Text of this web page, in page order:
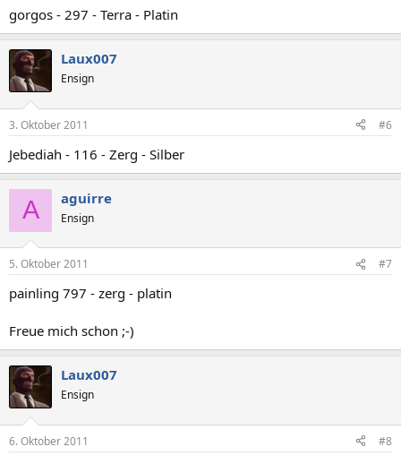
gorgos - 297 - Terra - Platin
Laux007
Ensign
3. Oktober 2011 #6
Jebediah - 116 - Zerg - Silber
A aguirre
Ensign
5. Oktober 2011 #7
painling 797 - zerg - platin
Freue mich schon ;-)
Laux007
Ensign
6. Oktober 2011 #8